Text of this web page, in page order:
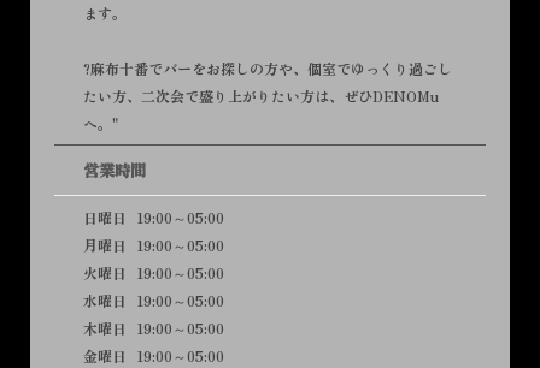
ます。
?麻布十番でバーをお探しの方や、個室でゆっくり過ごし
たい方、二次会で盛り上がりたい方は、ぜひDENOMu
へ。"
営業時間
日曜日
19:00～05:00
月曜日
19:00～05:00
火曜日
19:00～05:00
水曜日
19:00～05:00
木曜日
19:00～05:00
金曜日
19:00～05:00